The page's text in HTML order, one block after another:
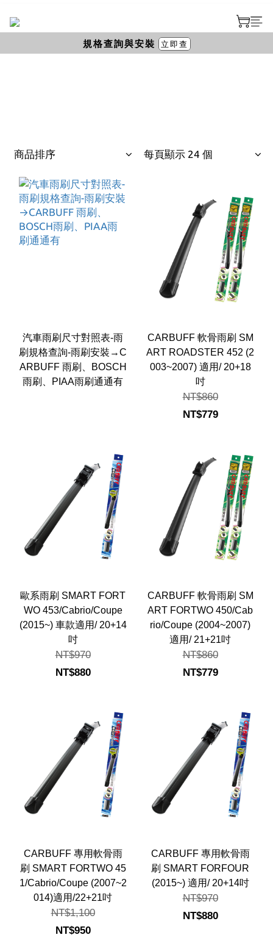
商品排序 每頁顯示 24 個
汽車雨刷尺寸對照表-雨
刷規格查詢-雨刷安裝→C
ARBUFF 雨刷、BOSCH
雨刷、PIAA雨刷通通有
CARBUFF 軟骨雨刷 SM
ART ROADSTER 452 (2
003~2007) 適用/ 20+18
吋
NT$860
NT$779
歐系雨刷 SMART FORT
WO 453/Cabrio/Coupe
(2015~) 車款適用/ 20+14
吋
NT$970
NT$880
CARBUFF 軟骨雨刷 SM
ART FORTWO 450/Cab
rio/Coupe (2004~2007)
適用/ 21+21吋
NT$860
NT$779
CARBUFF 專用軟骨雨
刷 SMART FORTWO 45
1/Cabrio/Coupe (2007~2
014)適用/22+21吋
NT$1,100
NT$950
CARBUFF 專用軟骨雨
刷 SMART FORFOUR
(2015~) 適用/ 20+14吋
NT$970
NT$880
規格查詢與安裝 立即查